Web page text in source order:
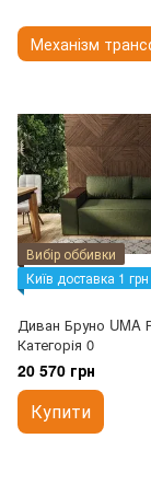
Механізм
Вибір оббивки
Київ доставка 1 грн
Диван Бруно UMA
Категорія 0
20 570 грн
Купити